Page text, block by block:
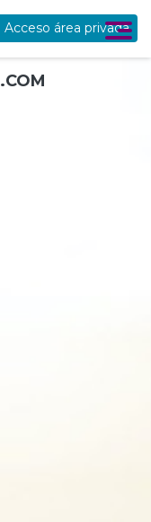
Acceso área privada
.COM